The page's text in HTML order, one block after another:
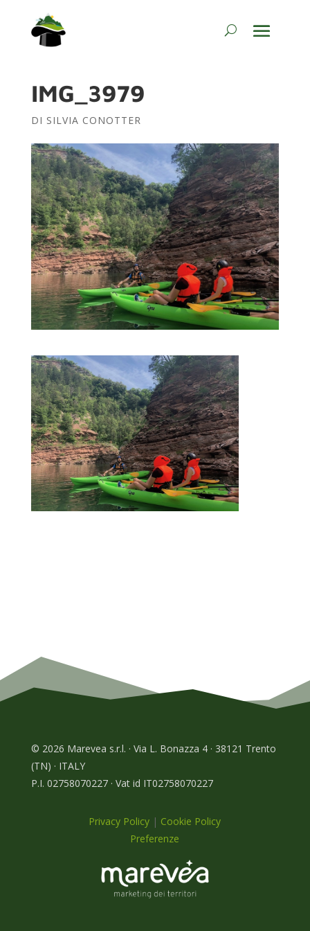
IMG_3979
DI SILVIA CONOTTER
© 2026 Marevea s.r.l. · Via L. Bonazza 4 · 38121 Trento
(TN) · ITALY
P.I. 02758070227 · Vat id IT02758070227
Privacy Policy | Cookie Policy
Preferenze